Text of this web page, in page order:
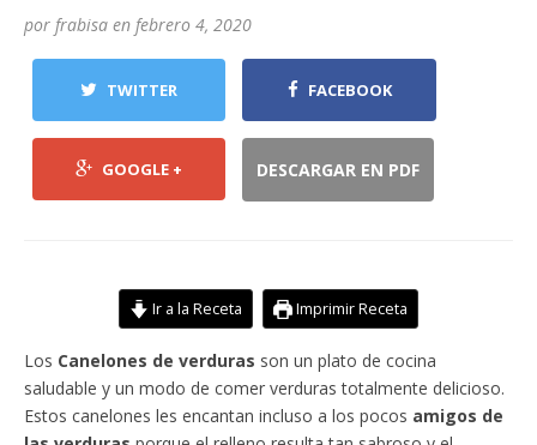
por frabisa en febrero 4, 2020
TWITTER FACEBOOK
GOOGLE + DESCARGAR EN PDF
Ir a la Receta Imprimir Receta
Los Canelones de verduras son un plato de cocina
saludable y un modo de comer verduras totalmente delicioso.
Estos canelones les encantan incluso a los pocos amigos de